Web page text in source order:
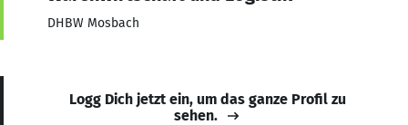
DHBW Mosbach
Logg Dich jetzt ein, um das ganze Profil zu
sehen.